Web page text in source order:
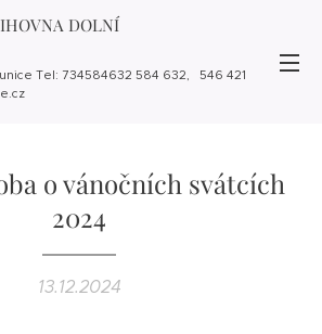
DOLNÍ
Tel: 734584632 584 632, 546 421
o vánočních svátcích
2024
13.12.2024